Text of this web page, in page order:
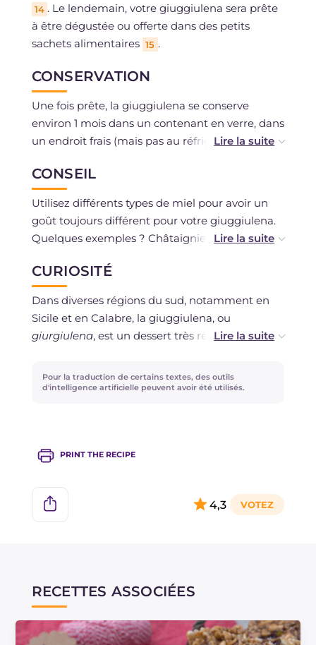
14 . Le lendemain, votre giuggiulena sera prête
à être dégustée ou offerte dans des petits
sachets alimentaires 15 .
CONSERVATION
Une fois prête, la giuggiulena se conserve
environ 1 mois dans un contenant en verre, dans
un endroit frais (mais pas au réfrigérateur).
CONSEIL
Utilisez différents types de miel pour avoir un
goût toujours différent pour votre giuggiulena.
Quelques exemples ? Châtaignier, tilleul et
Pour une saveur beaucoup plus aromatique,
vous pouvez griller les graines de sésame dans
une poêle avant de les verser dans le miel et
utiliser du sucre de canne à la place du sucre
blanc pour conférer un arôme encore plus
CURIOSITÉ
Dans diverses régions du sud, notamment en
Sicile et en Calabre, la giuggiulena, ou
giurgiulena, est un dessert très répandu.
tradition, dans toute la ville, il y a des stands où
l'on peut acheter cette friandise. Mais c'est
On peut la trouver en rectangles, losanges et
d'amandes ou de petites décorations en sucre.
La présence des graines de sésame, qui sont les
giuggiulena avec lacubàita
sicilienne, un
croquant à base d'amandes.
Pour la traduction de certains textes, des outils
d'intelligence artificielle peuvent avoir été utilisés.
PRINT THE RECIPE
4,3
RECETTES ASSOCIÉES